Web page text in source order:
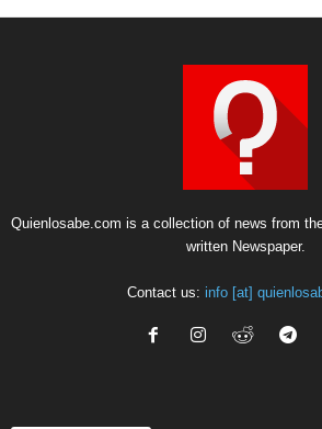
Quienlosabe.com is a collection of news from
written Newspaper.
Contact us: info [at]